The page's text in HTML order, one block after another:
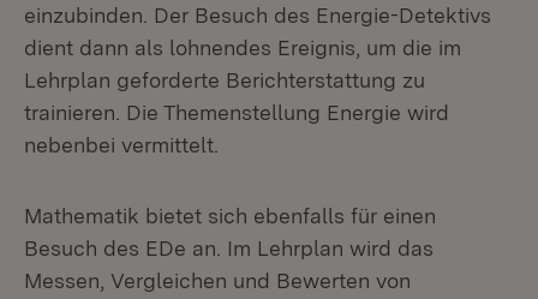
einzubinden. Der Besuch des Energie-Detektivs
dient dann als lohnendes Ereignis, um die im
Lehrplan geforderte Berichterstattung zu
trainieren. Die Themenstellung Energie wird
nebenbei vermittelt.
Mathematik bietet sich ebenfalls für einen
Besuch des EDe an. Im Lehrplan wird das
Messen, Vergleichen und Bewerten von